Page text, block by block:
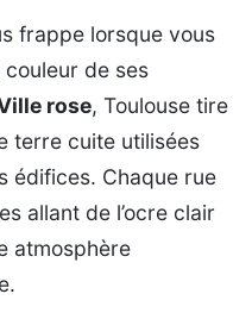
frappe lorsque vous
couleur de ses
rose, Toulouse tire
terre cuite utilisées
édifices. Chaque rue
allant de l’ocre clair
atmosphère